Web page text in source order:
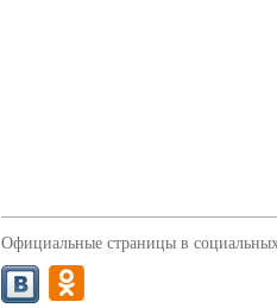
Официальные страницы в социальных